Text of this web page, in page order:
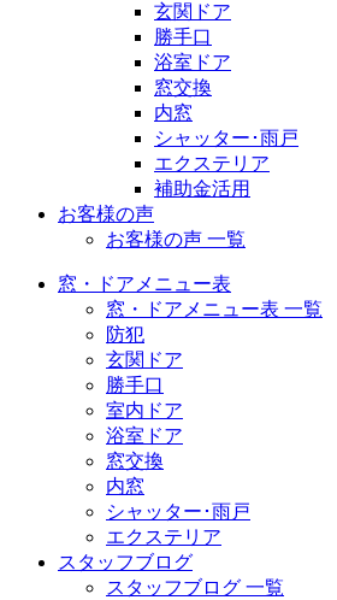
玄関ドア
勝手口
浴室ドア
窓交換
内窓
シャッター･雨戸
エクステリア
補助金活用
お客様の声
お客様の声 一覧
窓・ドアメニュー表
窓・ドアメニュー表 一覧
防犯
玄関ドア
勝手口
室内ドア
浴室ドア
窓交換
内窓
シャッター･雨戸
エクステリア
スタッフブログ
スタッフブログ 一覧